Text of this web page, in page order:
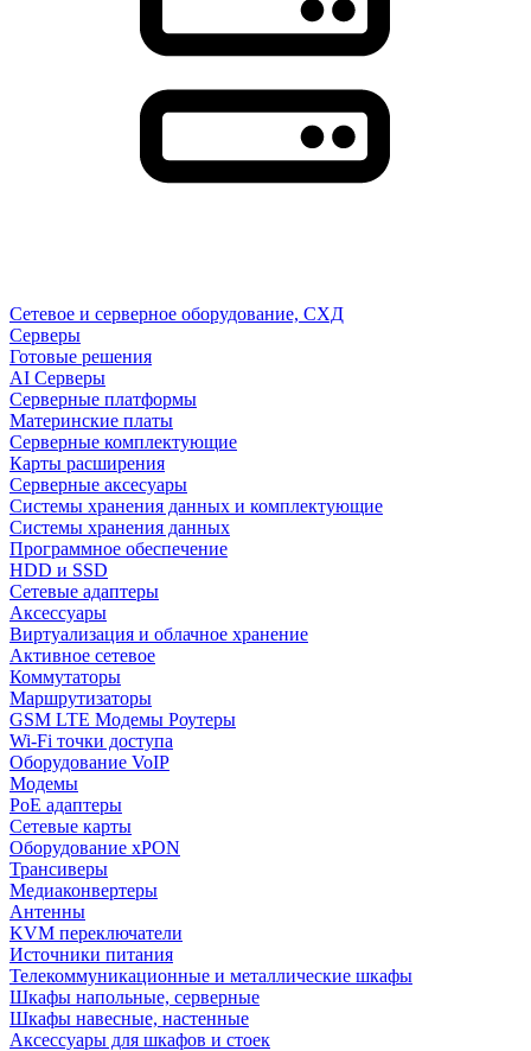
Сетевое и серверное оборудование, СХД
Cерверы
Готовые решения
AI Серверы
Серверные платформы
Материнские платы
Серверные комплектующие
Карты расширения
Серверные аксесуары
Системы хранения данных и комплектующие
Системы хранения данных
Программное обеспечение
HDD и SSD
Сетевые адаптеры
Аксессуары
Виртуализация и облачное хранение
Активное сетевое
Коммутаторы
Маршрутизаторы
GSM LTE Модемы Роутеры
Wi-Fi точки доступа
Оборудование VoIP
Модемы
PoE адаптеры
Сетевые карты
Оборудование xPON
Трансиверы
Медиаконвертеры
Антенны
KVM переключатели
Источники питания
Телекоммуникационные и металлические шкафы
Шкафы напольные, серверные
Шкафы навесные, настенные
Аксессуары для шкафов и стоек